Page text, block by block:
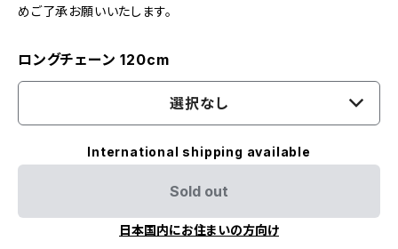
めご了承お願いいたします。
ロングチェーン 120cm
選択なし
International shipping available
Sold out
日本国内にお住まいの方向け